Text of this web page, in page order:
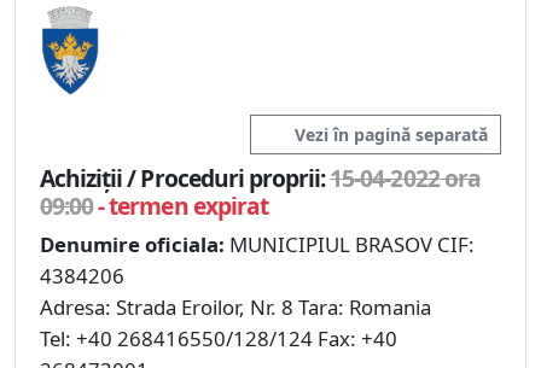
Vezi în pagină separată
Achiziții / Proceduri proprii:15-04-2022 ora
09:00- termen expirat
Denumire oficiala: MUNICIPIUL BRASOV CIF:
4384206
Adresa: Strada Eroilor, Nr. 8 Tara: Romania
Tel: +40 268416550/128/124 Fax: +40